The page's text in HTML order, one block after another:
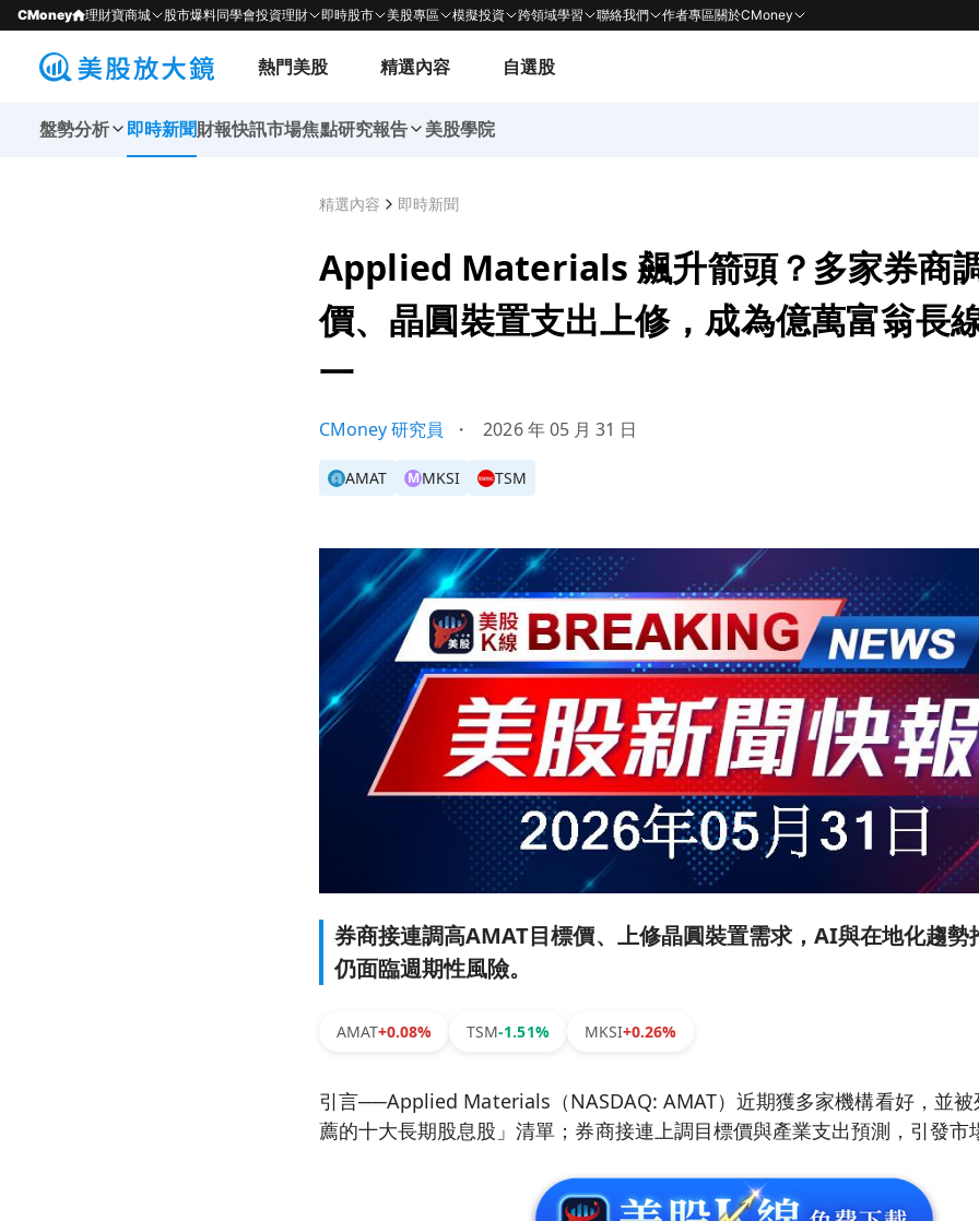
CMoney 理財寶商城 股市爆料同學會投資理財 即時股市 美股專區 模擬投資 跨領域學習 聯絡我們 作者專區關於CMoney
熱門美股 精選內容 自選股
盤勢分析 即時新聞財報快訊市場焦點研究報告 美股學院
精選內容 即時新聞
Applied Materials 飆升箭頭？多家券商
價、晶圓裝置支出上修，成為億萬富翁長
一
CMoney 研究員 ・ 2026 年 05 月 31 日
AMAT MMKSI TSM
券商接連調高AMAT目標價、上修晶圓裝置需求，AI與在地化趨勢
仍面臨週期性風險。
AMAT+0.08% TSM-1.51% MKSI+0.26%
引言──Applied Materials（NASDAQ: AMAT）近期獲多家機構看好，並被
薦的十大長期股息股」清單；券商接連上調目標價與產業支出預測，引發市